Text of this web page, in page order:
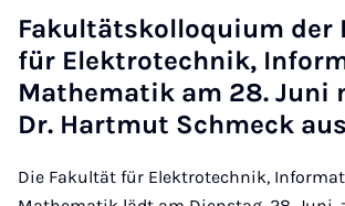
Fak­ultät­skolloqui­um der
für Elektro­tech­nik,
Math­em­atik am 28. Juni
Dr. Hart­mut Schmeck
Die Fakultät für Elektrotechnik,